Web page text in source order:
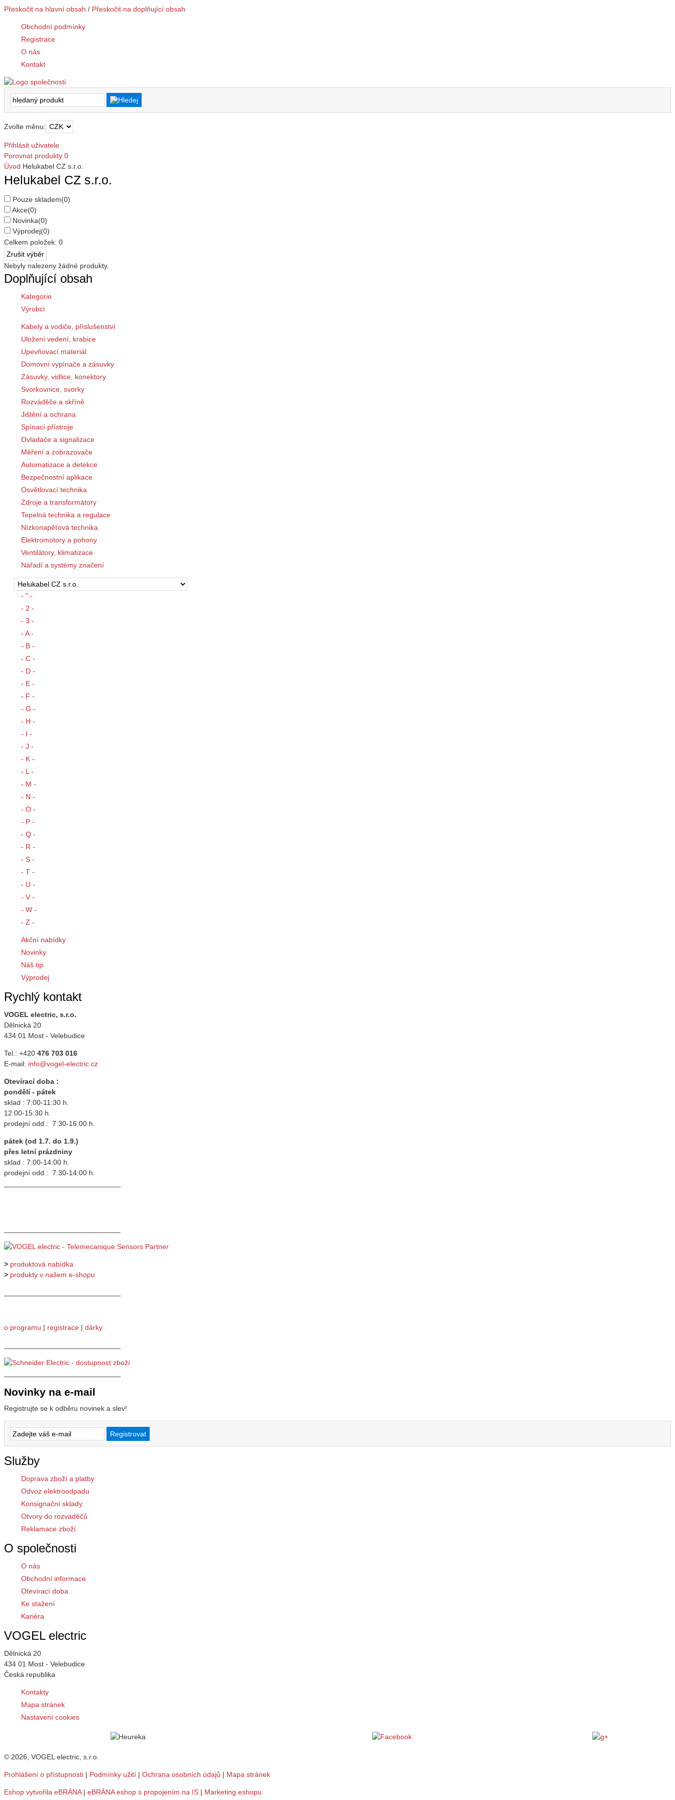
Přeskočit na hlavní obsah / Přeskočit na doplňující obsah
Obchodní podmínky
Registrace
O nás
Kontakt
Zvolte měnu:
Přihlásit uživatele
Porovnat produkty 0
Úvod Helukabel CZ s.r.o.
Helukabel CZ s.r.o.
Pouze skladem(0)
Akce(0)
Novinka(0)
Výprodej(0)
Celkem položek: 0
Nebyly nalezeny žádné produkty.
Doplňující obsah
Kategorie
Výrobci
Kabely a vodiče, příslušenství
Uložení vedení, krabice
Upevňovací materiál
Domovní vypínače a zásuvky
Zásuvky, vidlice, konektory
Svorkovnice, svorky
Rozváděče a skříně
Jištění a ochrana
Spínací přístroje
Ovladače a signalizace
Měření a zobrazovače
Automatizace a detekce
Bezpečnostní aplikace
Osvětlovací technika
Zdroje a transformátory
Tepelná technika a regulace
Nízkonapěťová technika
Elektromotory a pohony
Ventilátory, klimatizace
Nářadí a systémy značení
- " -
- 2 -
- 3 -
- A -
- B -
- C -
- D -
- E -
- F -
- G -
- H -
- I -
- J -
- K -
- L -
- M -
- N -
- O -
- P -
- Q -
- R -
- S -
- T -
- U -
- V -
- W -
- Z -
Akční nabídky
Novinky
Náš tip
Výprodej
Rychlý kontakt
VOGEL electric, s.r.o.
Dělnická 20
434 01 Most - Velebudice
Tel.: +420 476 703 016
E-mail: info@vogel-electric.cz
Otevírací doba :
pondělí - pátek
sklad : 7:00-11:30 h.
12:00-15:30 h.
prodejní odd.: 7:30-16:00 h.
pátek (od 1.7. do 1.9.)
přes letní prázdniny
sklad : 7:00-14:00 h.
prodejní odd.: 7:30-14:00 h.
> produktová nabídka
> produkty v našem e-shopu
o programu | registrace | dárky
Novinky na e-mail
Registrujte se k odběru novinek a slev!
Služby
Doprava zboží a platby
Odvoz elektroodpadu
Konsignační sklady
Otvory do rozváděčů
Reklamace zboží
O společnosti
O nás
Obchodní informace
Otevírací doba
Ke stažení
Kariéra
VOGEL electric
Dělnická 20
434 01 Most - Velebudice
Česká republika
Kontakty
Mapa stránek
Nastavení cookies
© 2026, VOGEL electric, s.r.o.
Prohlášení o přístupnosti | Podmínky užití | Ochrana osobních údajů | Mapa stránek
Eshop vytvořila eBRÁNA| eBRÁNA eshop s propojením na IS | Marketing eshopu